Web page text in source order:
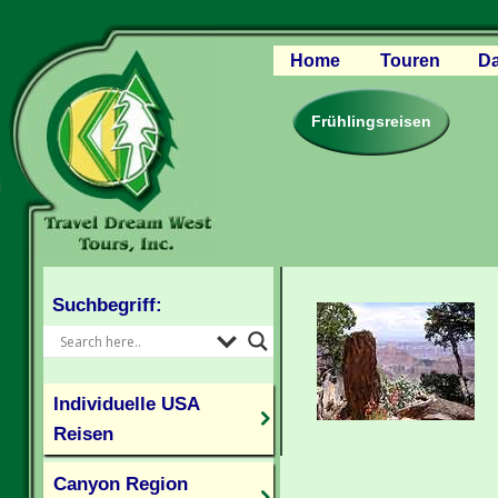
Home
Touren
Canyon Region
Rocky
Pazifischer
Frühlingsreisen
Suchbegriff:
Individuelle USA
Reisen
Canyon Region